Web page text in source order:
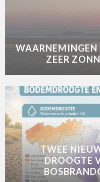
WAARNEMINGEN
ZEER
TWEE
DROOGTE